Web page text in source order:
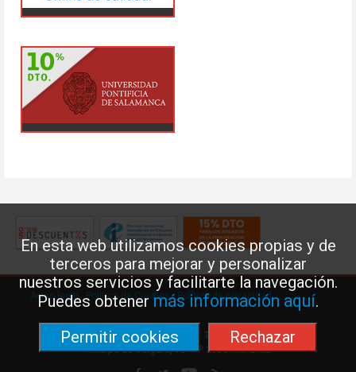
En esta web utilizamos cookies propias y de
terceros para mejorar y personalizar
nuestros servicios y facilitarte la navegación.
Puedes obtenermás información aquí.
Permitir cookies
Rechazar
Aviso legal·Política de Cookies·Política de privacidad
Federación de Enseñanza de USO · Teléfono: 91 577 41 13 ·
Príncipe de Vergara, 13 · 7º 28001 MADRID